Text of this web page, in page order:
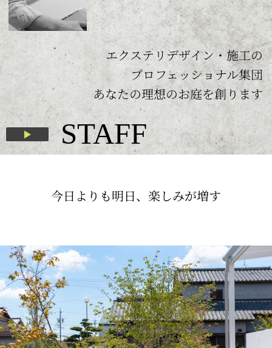
エクステリデザイン・施工の
プロフェッショナル集団
あなたの理想のお庭を創ります
STAFF
今日よりも明日、楽しみが増す